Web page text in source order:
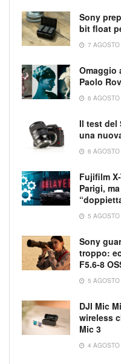
Sony
bit float
7
Omaggio
Paolo
6
Il test del
una
6
Fujifilm
Parigi,
5
Sony
troppo:
F5.6-8
5
DJI Mic
wireless
Mic 3
4